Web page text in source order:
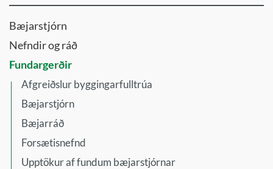
Bæjarstjórn
Nefndir og ráð
Fundargerðir
Afgreiðslur byggingarfulltrúa
Bæjarstjórn
Bæjarráð
Forsætisnefnd
Upptökur af fundum bæjarstjórnar